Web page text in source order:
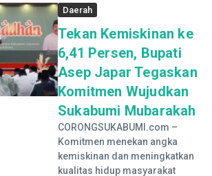
Daerah
Tekan Kemiskinan ke
6,41 Persen, Bupati
Asep Japar Tegaskan
Komitmen Wujudkan
Sukabumi Mubarakah
CORONGSUKABUMI.com –
Komitmen menekan angka
kemiskinan dan meningkatkan
kualitas hidup masyarakat